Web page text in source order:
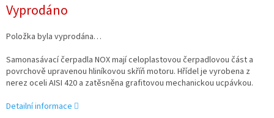
cena:
Vyprodáno
Položka byla vyprodána…
Samonasávací čerpadla NOX mají celoplastovou čerpadlovou část a
povrchově upravenou hliníkovou skříň motoru. Hřídel je vyrobena z
nerez oceli AISI 420 a zatěsněna grafitovou mechanickou ucpávkou.
Detailní informace